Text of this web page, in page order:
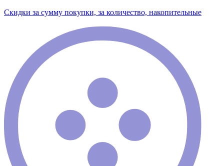
Скидки за сумму покупки, за количество, накопительные